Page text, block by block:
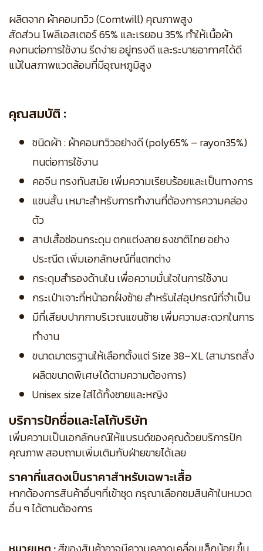
ผลิตจาก ผ้าคอมทวิว (Comtwill) คุณภาพสูง
สัดส่วน โพลีเอสเตอร์ 65% และเรยอน 35% ทำให้เนื้อผ้า
คงทนต่อการใช้งาน รีดง่าย อยู่ทรงดี และระบายอากาศได้ดี
แม้ในสภาพแวดล้อมที่มีอุณหภูมิสูง
คุณสมบัติ :
ชนิดผ้า : ผ้าคอมทวิวอย่างดี (poly65% – rayon35%)
ทนต่อการใช้งาน
คอจีน ทรงทันสมัย เพิ่มความเรียบร้อยและเป็นทางการ
แขนสั้น เหมาะสำหรับการทำงานที่ต้องการความคล่อง
ตัว
สาปเสื้อซ่อนกระดุม ตกแต่งลาย ธงชาติไทย อย่าง
ประณีต เพิ่มเอกลักษณ์ที่แตกต่าง
กระดุมสำรองด้านใน เพื่อความมั่นใจในการใช้งาน
กระเป๋าเจาะที่หน้าอกฝั่งซ้าย สำหรับใส่อุปกรณ์ที่จำเป็น
มีที่เสียบปากกาบริเวณแขนซ้าย เพิ่มความสะดวกในการ
ทำงาน
ขนาดมาตรฐานให้เลือกตั้งแต่ Size 38–XL (สามารถสั่ง
ผลิตขนาดพิเศษได้ตามความต้องการ)
Unisex size ใส่ได้ทั้งชายและหญิง
บริการปักชื่อและโลโก้บริษัท
เพิ่มความเป็นเอกลักษณ์ให้แบรนด์ของคุณด้วยบริการปัก
คุณภาพ สอบถามเพิ่มเติมกับฝ่ายขายได้เลย
ราคาที่แสดงเป็นราคาสำหรับเฉพาะเสื้อ
หากต้องการสินค้าอื่นๆที่เข้าชุด กรุณาเลือกชมสินค้าในหมวด
อื่น ๆ ได้ตามต้องการ